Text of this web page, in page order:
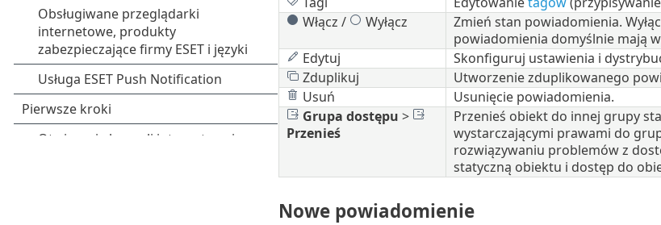
Włącz /
Wyłącz
Zmień stan powiadomienia.
powiadomienia domyślnie mają
Edytuj
Skonfiguruj ustawienia i
Zduplikuj
Utworzenie zduplikowanego
Usuń
Usunięcie powiadomienia.
Grupa dostępu >
Przenieś
Przenieś obiekt do innej grupy
wystarczającymi prawami do
rozwiązywaniu problemów z
statyczną obiektu i dostęp do
Nowe powiadomienie